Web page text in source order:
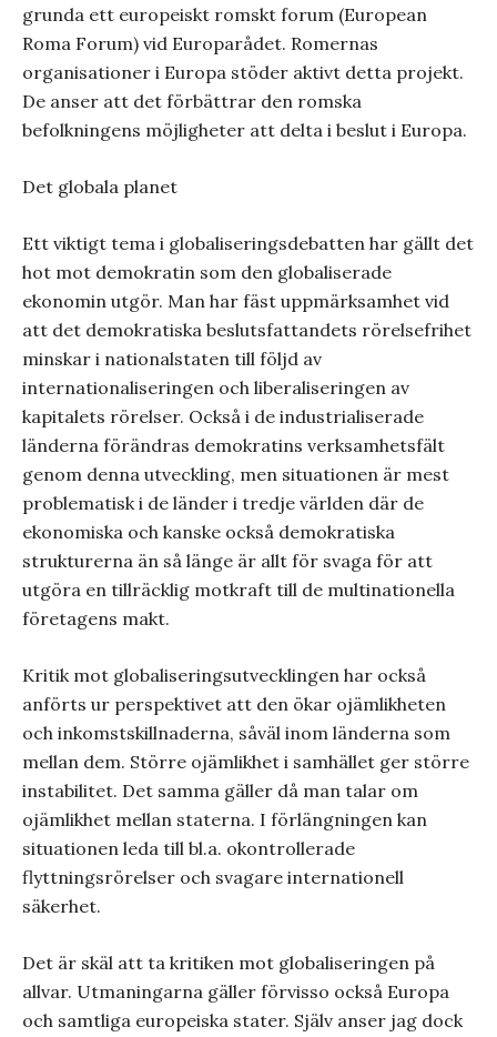
grunda ett europeiskt romskt forum (European
Roma Forum) vid Europarådet. Romernas
organisationer i Europa stöder aktivt detta projekt.
De anser att det förbättrar den romska
befolkningens möjligheter att delta i beslut i Europa.
Det globala planet
Ett viktigt tema i globaliseringsdebatten har gällt det
hot mot demokratin som den globaliserade
ekonomin utgör. Man har fäst uppmärksamhet vid
att det demokratiska beslutsfattandets rörelsefrihet
minskar i nationalstaten till följd av
internationaliseringen och liberaliseringen av
kapitalets rörelser. Också i de industrialiserade
länderna förändras demokratins verksamhetsfält
genom denna utveckling, men situationen är mest
problematisk i de länder i tredje världen där de
ekonomiska och kanske också demokratiska
strukturerna än så länge är allt för svaga för att
utgöra en tillräcklig motkraft till de multinationella
företagens makt.
Kritik mot globaliseringsutvecklingen har också
anförts ur perspektivet att den ökar ojämlikheten
och inkomstskillnaderna, såväl inom länderna som
mellan dem. Större ojämlikhet i samhället ger större
instabilitet. Det samma gäller då man talar om
ojämlikhet mellan staterna. I förlängningen kan
situationen leda till bl.a. okontrollerade
flyttningsrörelser och svagare internationell
säkerhet.
Det är skäl att ta kritiken mot globaliseringen på
allvar. Utmaningarna gäller förvisso också Europa
och samtliga europeiska stater. Själv anser jag dock